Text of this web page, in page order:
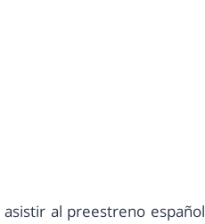
al preestreno español